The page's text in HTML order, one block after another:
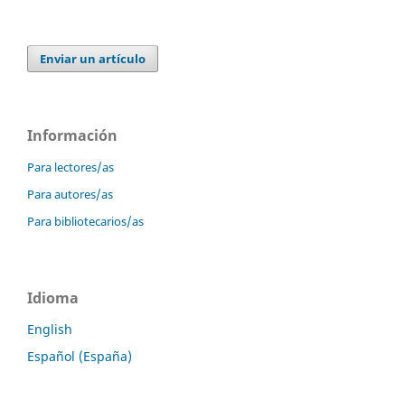
Enviar un artículo
Información
Para lectores/as
Para autores/as
Para bibliotecarios/as
Idioma
English
Español (España)